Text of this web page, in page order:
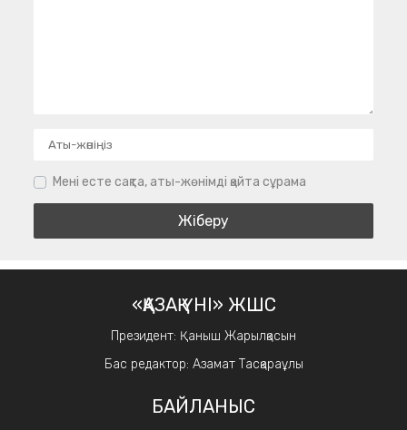
Мені есте сақта, аты-жөнімді қайта сұрама
«ҚАЗАҚ ҮНІ» ЖШС
Президент: Қаныш Жарылқасын
Бас редактор: Азамат Тасқараұлы
БАЙЛАНЫС